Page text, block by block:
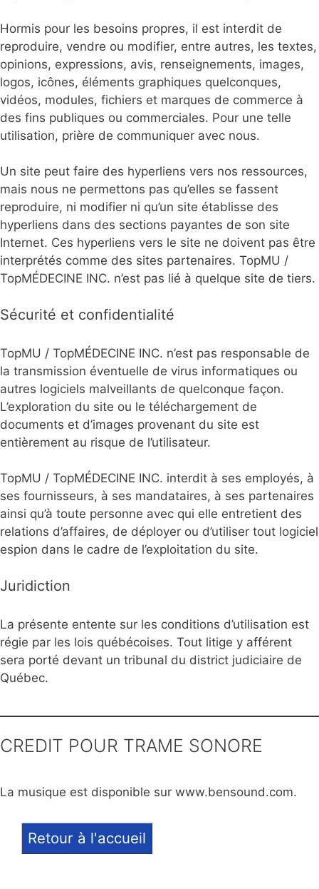
Hormis pour les besoins propres, il est interdit de
reproduire, vendre ou modifier, entre autres, les textes,
opinions, expressions, avis, renseignements, images,
logos, icônes, éléments graphiques quelconques,
vidéos, modules, fichiers et marques de commerce à
des fins publiques ou commerciales. Pour une telle
utilisation, prière de communiquer avec nous.
Un site peut faire des hyperliens vers nos ressources,
mais nous ne permettons pas qu’elles se fassent
reproduire, ni modifier ni qu’un site établisse des
hyperliens dans des sections payantes de son site
Internet. Ces hyperliens vers le site ne doivent pas être
interprétés comme des sites partenaires. TopMU /
TopMÉDECINE INC. n’est pas lié à quelque site de tiers.
Sécurité et confidentialité
TopMU / TopMÉDECINE INC. n’est pas responsable de
la transmission éventuelle de virus informatiques ou
autres logiciels malveillants de quelconque façon.
L’exploration du site ou le téléchargement de
documents et d’images provenant du site est
entièrement au risque de l’utilisateur.
TopMU / TopMÉDECINE INC. interdit à ses employés, à
ses fournisseurs, à ses mandataires, à ses partenaires
ainsi qu’à toute personne avec qui elle entretient des
relations d’affaires, de déployer ou d’utiliser tout logiciel
espion dans le cadre de l’exploitation du site.
Juridiction
La présente entente sur les conditions d’utilisation est
régie par les lois québécoises. Tout litige y afférent
sera porté devant un tribunal du district judiciaire de
Québec.
CREDIT POUR TRAME SONORE
La musique est disponible sur www.bensound.com.
Retour à l'accueil